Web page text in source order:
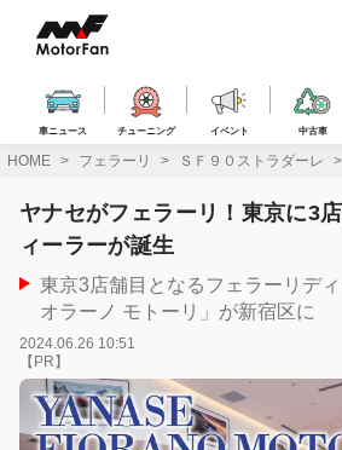
ス
車ニュース チューニング イベント 中古車
HOME フェラーリ ＳＦ９０ストラダーレ
ヤナセがフェラーリ！東京に3
ィーラーが誕生
東京3店舗目となるフェラーリデ
オラーノ モトーリ」が新宿区に
2024.06.26 10:51
【PR】